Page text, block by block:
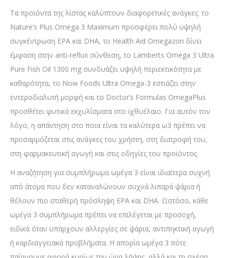
Τα προϊόντα της λίστας καλύπτουν διαφορετικές ανάγκες: το
Nature’s Plus Omega 3 Maximum προσφέρει πολύ υψηλή
συγκέντρωση EPA και DHA, το Health Aid Omegazon δίνει
έμφαση στην anti-reflux σύνθεση, το Lamberts Omega 3 Ultra
Pure Fish Oil 1300 mg συνδυάζει υψηλή περιεκτικότητα με
καθαρότητα, το Now Foods Ultra Omega-3 εστιάζει στην
εντεροδιαλυτή μορφή και το Doctor’s Formulas OmegaPlus
προσθέτει φυτικά εκχυλίσματα στο ιχθυέλαιο. Για αυτόν τον
λόγο, η απάντηση στο ποια είναι τα καλύτερα ω3 πρέπει να
προσαρμόζεται στις ανάγκες του χρήστη, στη διατροφή του,
στη φαρμακευτική αγωγή και στις οδηγίες του προϊόντος.
Η αναζήτηση για συμπλήρωμα ωμέγα 3 είναι ιδιαίτερα συχνή
από άτομα που δεν καταναλώνουν συχνά λιπαρά ψάρια ή
θέλουν πιο σταθερή πρόσληψη EPA και DHA. Ωστόσο, κάθε
ωμέγα 3 συμπλήρωμα πρέπει να επιλέγεται με προσοχή,
ειδικά όταν υπάρχουν αλλεργίες σε ψάρια, αντιπηκτική αγωγή
ή καρδιαγγειακά προβλήματα. Η απορία ωμέγα 3 πότε